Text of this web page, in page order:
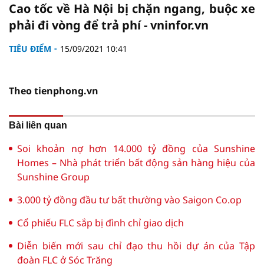
Cao tốc về Hà Nội bị chặn ngang, buộc xe
phải đi vòng để trả phí - vninfor.vn
TIÊU ĐIỂM 15/09/2021 10:41
Theo tienphong.vn
Bài liên quan
Soi khoản nợ hơn 14.000 tỷ đồng của Sunshine
Homes – Nhà phát triển bất động sản hàng hiệu của
Sunshine Group
3.000 tỷ đồng đầu tư bất thường vào Saigon Co.op
Cổ phiếu FLC sắp bị đình chỉ giao dịch
Diễn biến mới sau chỉ đạo thu hồi dự án của Tập
đoàn FLC ở Sóc Trăng